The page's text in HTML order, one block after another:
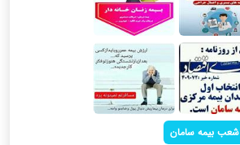
شعب بیمه سامان